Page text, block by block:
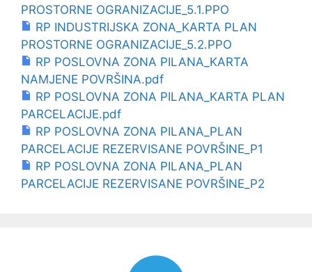
PROSTORNE OGRANIZACIJE_5.1.PPO
RP INDUSTRIJSKA ZONA_KARTA PLAN
PROSTORNE OGRANIZACIJE_5.2.PPO
RP POSLOVNA ZONA PILANA_KARTA
NAMJENE POVRŠINA.pdf
RP POSLOVNA ZONA PILANA_KARTA PLAN
PARCELACIJE.pdf
RP POSLOVNA ZONA PILANA_PLAN
PARCELACIJE REZERVISANE POVRŠINE_P1
RP POSLOVNA ZONA PILANA_PLAN
PARCELACIJE REZERVISANE POVRŠINE_P2